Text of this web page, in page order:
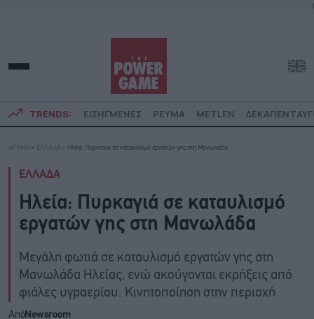
TRENDS: ΕΙΣΗΓΜΕΝΕΣ ΡΕΥΜΑ METLEN
ΑΡΧΙΚΗ » ΕΛΛΑΔΑ » Ηλεία: Πυρκαγιά σε καταυλισμό εργατών γης στη Μανωλάδα
ΕΛΛΑΔΑ
Ηλεία: Πυρκαγιά σε καταυλισμό
εργατών γης στη Μανωλάδα
Μεγάλη φωτιά σε καταυλισμό εργατών γης στη
Μανωλάδα Ηλείας, ενώ ακούγονται εκρήξεις από
φιάλες υγραερίου. Κινητοποίηση στην περιοχή
ΑπόNewsroom